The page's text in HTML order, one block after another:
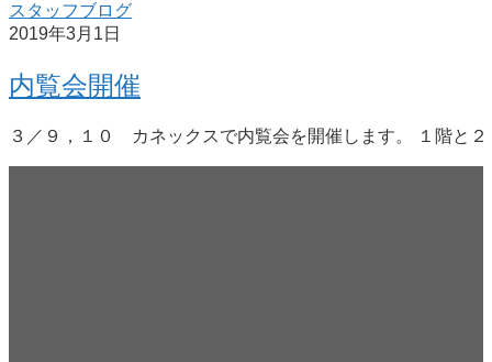
スタッフブログ
2019年3月1日
内覧会開催
３／９，１０ カネックスで内覧会を開催します。 １階と